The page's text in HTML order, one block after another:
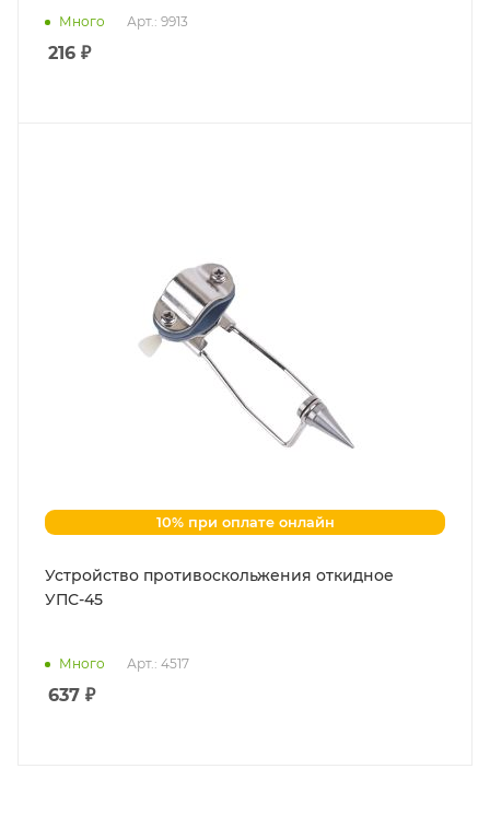
Много Арт.: 9913
216 ₽
10% при оплате онлайн
Устройство противоскольжения откидное
УПС-45
Много Арт.: 4517
637 ₽